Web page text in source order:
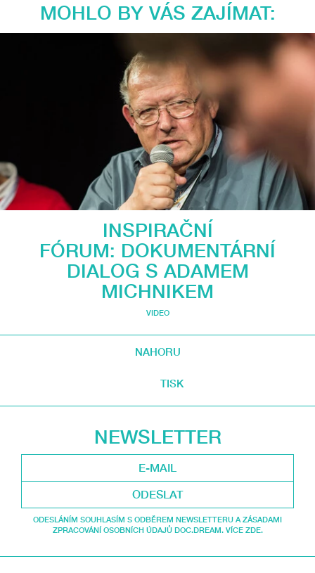
MOHLO BY VÁS ZAJÍMAT:
INSPIRAČNÍ
FÓRUM: DOKUMENTÁRNÍ
DIALOG S ADAMEM
MICHNIKEM
VIDEO
NAHORU
TISK
NEWSLETTER
ODESLAT
ODESLÁNÍM SOUHLASÍM S ODBĚREM NEWSLETTERU A ZÁSADAMI
ZPRACOVÁNÍ OSOBNÍCH ÚDAJŮ DOC.DREAM. VÍCE ZDE.